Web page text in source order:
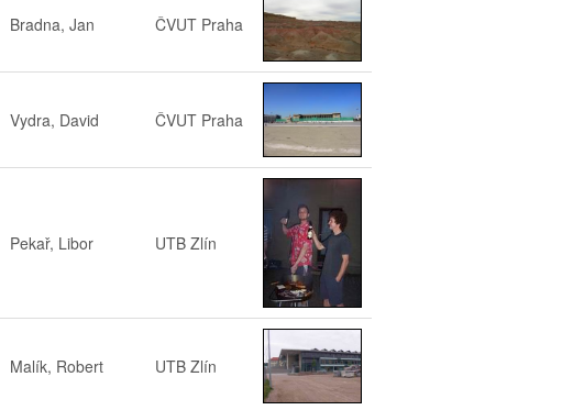
Bradna, Jan ČVUT Praha
Vydra, David ČVUT Praha
Pekař, Libor UTB Zlín
Malík, Robert UTB Zlín